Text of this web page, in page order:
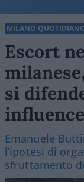
MILANO
Escort
si
Emanuele
l’ipotesi di
sfruttamento